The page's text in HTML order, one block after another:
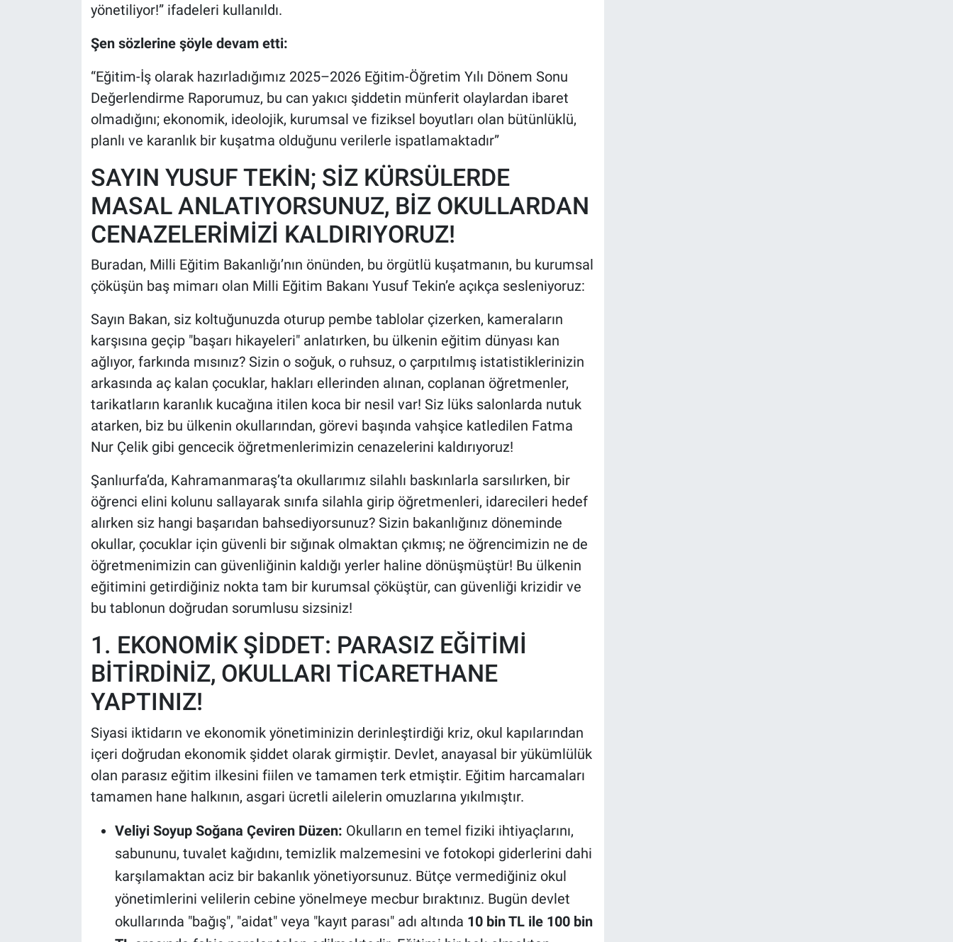
yönetiliyor!” ifadeleri kullanıldı.
Şen sözlerine şöyle devam etti:
“Eğitim-İş olarak hazırladığımız 2025–2026 Eğitim-Öğretim Yılı Dönem Sonu
Değerlendirme Raporumuz, bu can yakıcı şiddetin münferit olaylardan ibaret
olmadığını; ekonomik, ideolojik, kurumsal ve fiziksel boyutları olan bütünlüklü,
planlı ve karanlık bir kuşatma olduğunu verilerle ispatlamaktadır”
SAYIN YUSUF TEKİN; SİZ KÜRSÜLERDE
MASAL ANLATIYORSUNUZ, BİZ OKULLARDAN
CENAZELERİMİZİ KALDIRIYORUZ!
Buradan, Milli Eğitim Bakanlığı’nın önünden, bu örgütlü kuşatmanın, bu kurumsal
çöküşün baş mimarı olan Milli Eğitim Bakanı Yusuf Tekin’e açıkça sesleniyoruz:
Sayın Bakan, siz koltuğunuzda oturup pembe tablolar çizerken, kameraların
karşısına geçip "başarı hikayeleri" anlatırken, bu ülkenin eğitim dünyası kan
ağlıyor, farkında mısınız? Sizin o soğuk, o ruhsuz, o çarpıtılmış istatistiklerinizin
arkasında aç kalan çocuklar, hakları ellerinden alınan, coplanan öğretmenler,
tarikatların karanlık kucağına itilen koca bir nesil var! Siz lüks salonlarda nutuk
atarken, biz bu ülkenin okullarından, görevi başında vahşice katledilen Fatma
Nur Çelik gibi gencecik öğretmenlerimizin cenazelerini kaldırıyoruz!
Şanlıurfa’da, Kahramanmaraş’ta okullarımız silahlı baskınlarla sarsılırken, bir
öğrenci elini kolunu sallayarak sınıfa silahla girip öğretmenleri, idarecileri hedef
alırken siz hangi başarıdan bahsediyorsunuz? Sizin bakanlığınız döneminde
okullar, çocuklar için güvenli bir sığınak olmaktan çıkmış; ne öğrencimizin ne de
öğretmenimizin can güvenliğinin kaldığı yerler haline dönüşmüştür! Bu ülkenin
eğitimini getirdiğiniz nokta tam bir kurumsal çöküştür, can güvenliği krizidir ve
bu tablonun doğrudan sorumlusu sizsiniz!
1. EKONOMİK ŞİDDET: PARASIZ EĞİTİMİ
BİTİRDİNİZ, OKULLARI TİCARETHANE
YAPTINIZ!
Siyasi iktidarın ve ekonomik yönetiminizin derinleştirdiği kriz, okul kapılarından
içeri doğrudan ekonomik şiddet olarak girmiştir. Devlet, anayasal bir yükümlülük
olan parasız eğitim ilkesini fiilen ve tamamen terk etmiştir. Eğitim harcamaları
tamamen hane halkının, asgari ücretli ailelerin omuzlarına yıkılmıştır.
Veliyi Soyup Soğana Çeviren Düzen: Okulların en temel fiziki ihtiyaçlarını,
sabununu, tuvalet kağıdını, temizlik malzemesini ve fotokopi giderlerini dahi
karşılamaktan aciz bir bakanlık yönetiyorsunuz. Bütçe vermediğiniz okul
yönetimlerini velilerin cebine yönelmeye mecbur bıraktınız. Bugün devlet
okullarında "bağış", "aidat" veya "kayıt parası" adı altında 10 bin TL ile 100 bin